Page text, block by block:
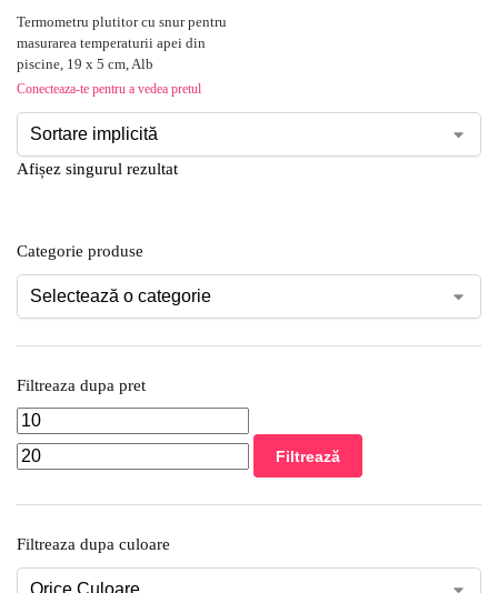
Termometru plutitor cu snur pentru
masurarea temperaturii apei din
piscine, 19 x 5 cm, Alb
Conecteaza-te pentru a vedea pretul
Afișez singurul rezultat
Categorie produse
Filtreaza dupa pret
Filtrează
Filtreaza dupa culoare